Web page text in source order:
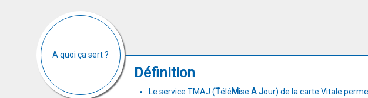
A quoi ça sert ?
Définition
Le service TMAJ (TéléMise AJour) de la carte Vitale